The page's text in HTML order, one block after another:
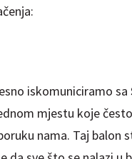
iskomuniciramo sa
mjestu koje
nama. Taj balon